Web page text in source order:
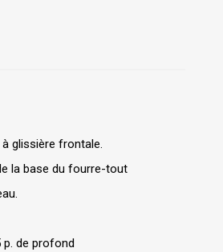
glissière frontale.
la base du fourre-tout
de profond